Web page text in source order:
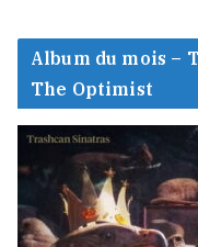
Album du mois –
The Optimist